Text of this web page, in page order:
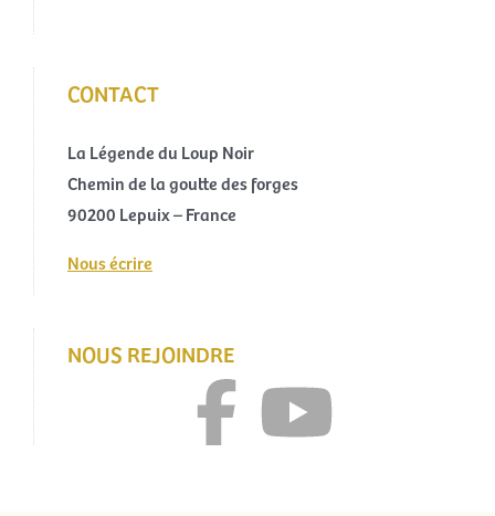
CONTACT
La Légende du Loup Noir
Chemin de la goutte des forges
90200 Lepuix – France
Nous écrire
NOUS REJOINDRE